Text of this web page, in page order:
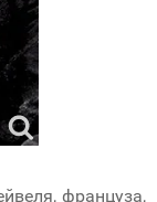
француза,